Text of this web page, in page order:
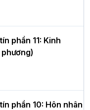
tân
phần 11: Kinh
phần 10: Hôn nhân